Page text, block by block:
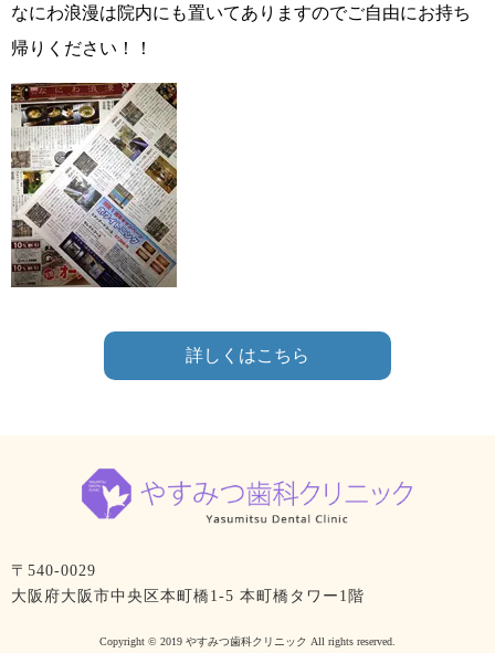
なにわ浪漫は院内にも置いてありますのでご自由にお持ち
帰りください！！
詳しくはこちら
〒540-0029
大阪府大阪市中央区本町橋1-5 本町橋タワー1階
Copyright © 2019 やすみつ歯科クリニック All rights reserved.